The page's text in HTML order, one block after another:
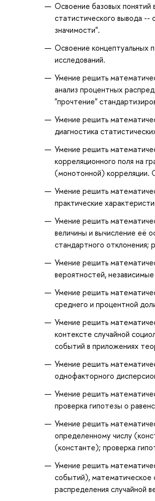
Освоение базовых понятий
статистического вывода --
значимости".
Освоение концептуальных
исследований.
Умение решить
анализ процентных
"прочтение"
Умение решить
диагностика
Умение решить
корреляционного поля на
(монотонной) корреляции.
Умение решить
практические
Умение решить
величины и вычисление её
стандартного отклонения;
Умение решить
вероятностей,
Умение решить
среднего и процентной
Умение решить
контексте случайной
событий в приложениях
Умение решить
однофакторного
Умение решить
проверка гипотезы о
Умение решить
определенному числу
(константе); проверка
Умение решить
событий), математическое
распределения случайной